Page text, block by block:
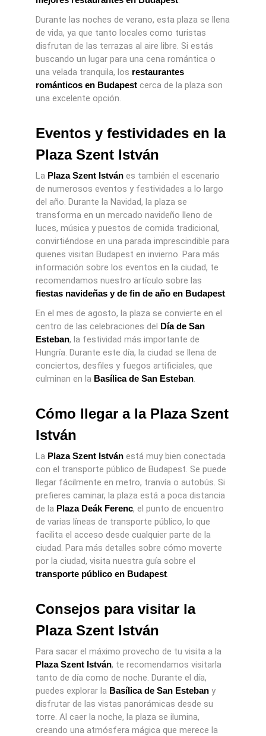
Durante las noches de verano, esta plaza se llena
de vida, ya que tanto locales como turistas
disfrutan de las terrazas al aire libre. Si estás
buscando un lugar para una cena romántica o
una velada tranquila, los restaurantes
románticos en Budapestcerca de la plaza son
una excelente opción.
Eventos y festividades en la
Plaza Szent István
La Plaza Szent Istvánes también el escenario
de numerosos eventos y festividades a lo largo
del año. Durante la Navidad, la plaza se
transforma en un mercado navideño lleno de
luces, música y puestos de comida tradicional,
convirtiéndose en una parada imprescindible para
quienes visitan Budapest en invierno. Para más
información sobre los eventos en la ciudad, te
recomendamos nuestro artículo sobre las
fiestas navideñas y de fin de año en Budapest.
En el mes de agosto, la plaza se convierte en el
centro de las celebraciones del Día de San
Esteban, la festividad más importante de
Hungría. Durante este día, la ciudad se llena de
conciertos, desfiles y fuegos artificiales, que
culminan en la Basílica de San Esteban.
Cómo llegar a la Plaza Szent
István
La Plaza Szent Istvánestá muy bien conectada
con el transporte público de Budapest. Se puede
llegar fácilmente en metro, tranvía o autobús. Si
prefieres caminar, la plaza está a poca distancia
de la Plaza Deák Ferenc, el punto de encuentro
de varias líneas de transporte público, lo que
facilita el acceso desde cualquier parte de la
ciudad. Para más detalles sobre cómo moverte
por la ciudad, visita nuestra guía sobre el
transporte público en Budapest.
Consejos para visitar la
Plaza Szent István
Para sacar el máximo provecho de tu visita a la
Plaza Szent István, te recomendamos visitarla
tanto de día como de noche. Durante el día,
puedes explorar la Basílica de San Estebany
disfrutar de las vistas panorámicas desde su
torre. Al caer la noche, la plaza se ilumina,
creando una atmósfera mágica que merece la